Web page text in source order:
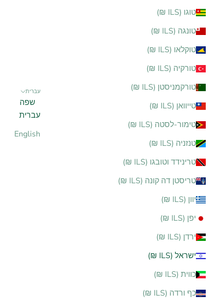
טוגו (ILS ₪)
טונגה (ILS ₪)
טוקלאו (ILS ₪)
טורקיה (ILS ₪)
טורקמניסטן (ILS ₪)
טייוואן (ILS ₪)
טימור-לסטה (ILS ₪)
טנזניה (ILS ₪)
טרינידד וטובגו (ILS ₪)
טריסטן דה קונה (ILS ₪)
יוון (ILS ₪)
יפן (ILS ₪)
ירדן (ILS ₪)
ישראל (ILS ₪)
כווית (ILS ₪)
כף ורדה (ILS ₪)
עברית
שפה
עברית
English